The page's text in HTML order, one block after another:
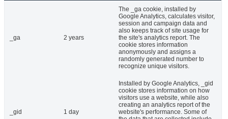
_ga 2 years
The _ga cookie, installed by
Google Analytics, calculates visitor,
session and campaign data and
also keeps track of site usage for
the site's analytics report. The
cookie stores information
anonymously and assigns a
randomly generated number to
recognize unique visitors.
_gid 1 day
Installed by Google Analytics, _gid
cookie stores information on how
visitors use a website, while also
creating an analytics report of the
website's performance. Some of